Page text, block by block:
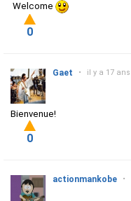
Welcome
0
Gaet • il y a 17 ans
Bienvenue!
0
actionmankobe •